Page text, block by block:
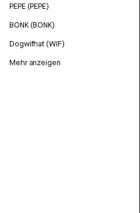
PEPE (PEPE)
BONK (BONK)
Dogwifhat (WIF)
Mehr anzeigen